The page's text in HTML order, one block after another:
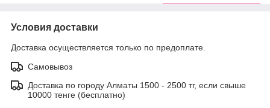
Условия доставки
Доставка осуществляется только по предоплате.
Самовывоз
Доставка по городу Алматы 1500 - 2500 тг, если свыше
10000 тенге (бесплатно)